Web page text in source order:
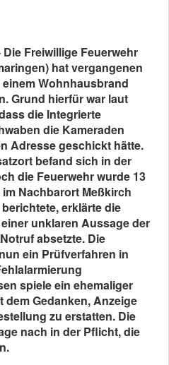
Freiwillige Feuerwehr
hat vergangenen
Wohnhausbrand
Grund hierfür war laut
die Integrierte
die Kameraden
Adresse geschickt hätte.
befand sich in der
die Feuerwehr wurde 13
Nachbarort Meßkirch
erklärte die
unklaren Aussage der
absetzte. Die
ein Prüfverfahren in
spiele ein ehemaliger
Gedanken, Anzeige
zu erstatten. Die
nach in der Pflicht, die